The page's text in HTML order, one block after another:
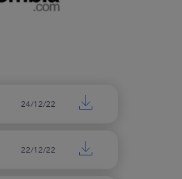
Monitoraggio
24/12/22
22/12/22